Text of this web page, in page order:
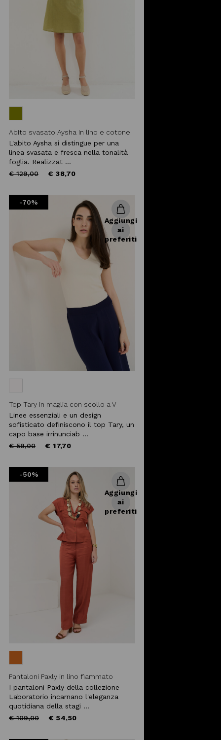
Abito svasato Aysha in lino e cotone
L'abito Aysha si distingue per una
linea svasata e fresca nella tonalità
foglia. Realizzat ...
Price
€ 129,00to € 38,70
-70%
Aggiungi
ai
preferiti
Top Tary in maglia con scollo a V
Linee essenziali e un design
sofisticato definiscono il top Tary, un
capo base irrinunciab ...
Price
€ 59,00to € 17,70
-50%
Aggiungi
ai
preferiti
Pantaloni Paxly in lino fiammato
I pantaloni Paxly della collezione
Laboratorio incarnano l'eleganza
quotidiana della stagi ...
Price
€ 109,00to € 54,50